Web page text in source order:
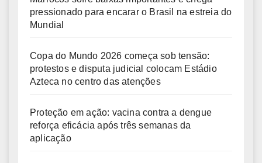
pressionado para encarar o Brasil na estreia do
Mundial
Copa do Mundo 2026 começa sob tensão:
protestos e disputa judicial colocam Estádio
Azteca no centro das atenções
Proteção em ação: vacina contra a dengue
reforça eficácia após três semanas da
aplicação